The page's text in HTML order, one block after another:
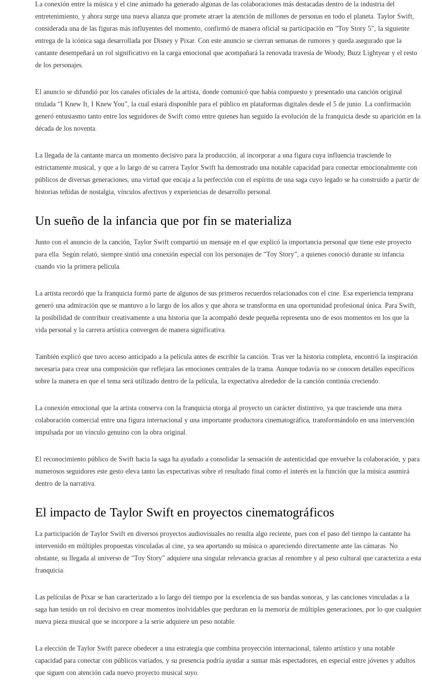
La conexión entre la música y el cine animado ha generado algunas de las colaboraciones más destacadas dentro de la industria del
entretenimiento, y ahora surge una nueva alianza que promete atraer la atención de millones de personas en todo el planeta. Taylor Swift,
considerada una de las figuras más influyentes del momento, confirmó de manera oficial su participación en “Toy Story 5”, la siguiente
entrega de la icónica saga desarrollada por Disney y Pixar. Con este anuncio se cierran semanas de rumores y queda asegurado que la
cantante desempeñará un rol significativo en la carga emocional que acompañará la renovada travesía de Woody, Buzz Lightyear y el resto
de los personajes.
El anuncio se difundió por los canales oficiales de la artista, donde comunicó que había compuesto y presentado una canción original
titulada “I Knew It, I Knew You”, la cual estará disponible para el público en plataformas digitales desde el 5 de junio. La confirmación
generó entusiasmo tanto entre los seguidores de Swift como entre quienes han seguido la evolución de la franquicia desde su aparición en la
década de los noventa.
La llegada de la cantante marca un momento decisivo para la producción, al incorporar a una figura cuya influencia trasciende lo
estrictamente musical, y que a lo largo de su carrera Taylor Swift ha demostrado una notable capacidad para conectar emocionalmente con
públicos de diversas generaciones, una virtud que encaja a la perfección con el espíritu de una saga cuyo legado se ha construido a partir de
historias teñidas de nostalgia, vínculos afectivos y experiencias de desarrollo personal.
Un sueño de la infancia que por fin se materializa
Junto con el anuncio de la canción, Taylor Swift compartió un mensaje en el que explicó la importancia personal que tiene este proyecto
para ella. Según relató, siempre sintió una conexión especial con los personajes de “Toy Story”, a quienes conoció durante su infancia
cuando vio la primera película.
La artista recordó que la franquicia formó parte de algunos de sus primeros recuerdos relacionados con el cine. Esa experiencia temprana
generó una admiración que se mantuvo a lo largo de los años y que ahora se transforma en una oportunidad profesional única. Para Swift,
la posibilidad de contribuir creativamente a una historia que la acompañó desde pequeña representa uno de esos momentos en los que la
vida personal y la carrera artística convergen de manera significativa.
También explicó que tuvo acceso anticipado a la película antes de escribir la canción. Tras ver la historia completa, encontró la inspiración
necesaria para crear una composición que reflejara las emociones centrales de la trama. Aunque todavía no se conocen detalles específicos
sobre la manera en que el tema será utilizado dentro de la película, la expectativa alrededor de la canción continúa creciendo.
La conexión emocional que la artista conserva con la franquicia otorga al proyecto un carácter distintivo, ya que trasciende una mera
colaboración comercial entre una figura internacional y una importante productora cinematográfica, transformándolo en una intervención
impulsada por un vínculo genuino con la obra original.
El reconocimiento público de Swift hacia la saga ha ayudado a consolidar la sensación de autenticidad que envuelve la colaboración, y para
numerosos seguidores este gesto eleva tanto las expectativas sobre el resultado final como el interés en la función que la música asumirá
dentro de la narrativa.
El impacto de Taylor Swift en proyectos cinematográficos
La participación de Taylor Swift en diversos proyectos audiovisuales no resulta algo reciente, pues con el paso del tiempo la cantante ha
intervenido en múltiples propuestas vinculadas al cine, ya sea aportando su música o apareciendo directamente ante las cámaras. No
obstante, su llegada al universo de “Toy Story” adquiere una singular relevancia gracias al renombre y al peso cultural que caracteriza a esta
franquicia.
Las películas de Pixar se han caracterizado a lo largo del tiempo por la excelencia de sus bandas sonoras, y las canciones vinculadas a la
saga han tenido un rol decisivo en crear momentos inolvidables que perduran en la memoria de múltiples generaciones, por lo que cualquier
nueva pieza musical que se incorpore a la serie adquiere un peso notable.
La elección de Taylor Swift parece obedecer a una estrategia que combina proyección internacional, talento artístico y una notable
capacidad para conectar con públicos variados, y su presencia podría ayudar a sumar más espectadores, en especial entre jóvenes y adultos
que siguen con atención cada nuevo proyecto musical suyo.